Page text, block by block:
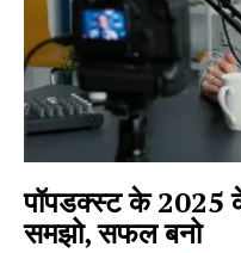
पॉपडक्स्ट के
समझो, सफल बनो